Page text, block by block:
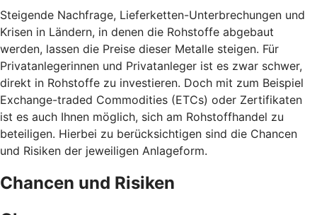
Steigende Nachfrage, Lieferketten-Unterbrechungen und
Krisen in Ländern, in denen die Rohstoffe abgebaut
werden, lassen die Preise dieser Metalle steigen. Für
Privatanlegerinnen und Privatanleger ist es zwar schwer,
direkt in Rohstoffe zu investieren. Doch mit zum Beispiel
Exchange-traded Commodities (ETCs) oder Zertifikaten
ist es auch Ihnen möglich, sich am Rohstoffhandel zu
beteiligen. Hierbei zu berücksichtigen sind die Chancen
und Risiken der jeweiligen Anlageform.
Chancen und Risiken